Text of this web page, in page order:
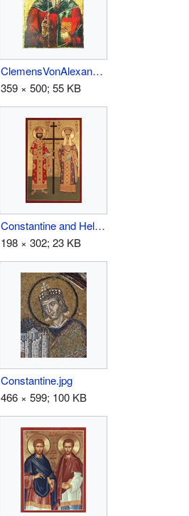
ClemensVonAlexandrien.jpg
359 × 500; 55 KB
Constantine and Helen.jpg
198 × 302; 23 KB
Constantine.jpg
466 × 599; 100 KB